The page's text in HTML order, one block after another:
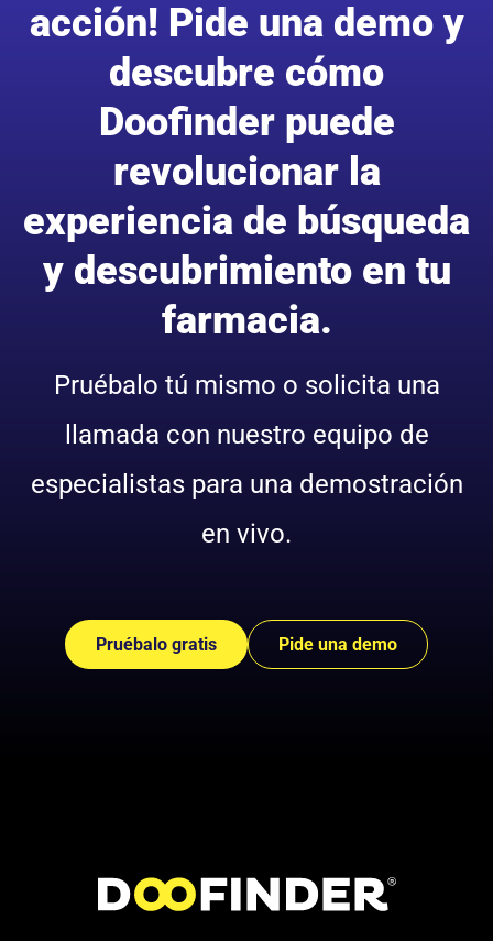
acción! Pide una demo y
descubre cómo
Doofinder puede
revolucionar la
experiencia de búsqueda
y descubrimiento en tu
farmacia.
Pruébalo tú mismo o solicita una
llamada con nuestro equipo de
especialistas para una demostración
en vivo.
Pruébalo gratis Pide una demo